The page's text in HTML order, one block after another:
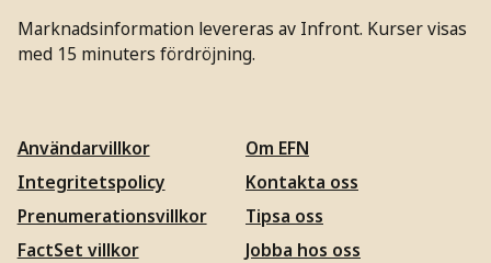
Marknadsinformation levereras av Infront. Kurser visas
med 15 minuters fördröjning.
Användarvillkor
Integritetspolicy
Prenumerationsvillkor
FactSet villkor
Om EFN
Kontakta oss
Tipsa oss
Jobba hos oss